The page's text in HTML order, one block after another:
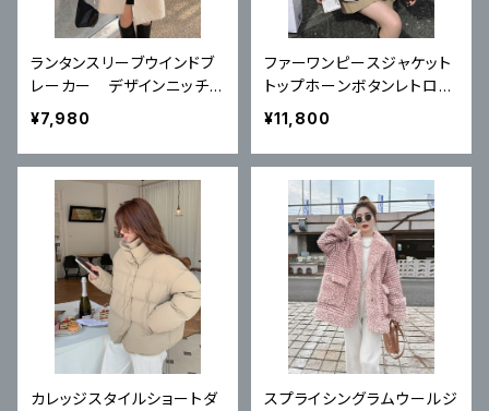
ランタンスリーブウインドブ
レーカー デザインニッチ
ジャケット
¥7,980
ファーワンピースジャケット
トップホーンボタンレトロ韓
国風
¥11,800
カレッジスタイルショートダ
スプライシングラムウールジ